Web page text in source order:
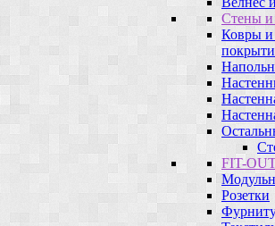
Стены и
Ковры и
FIT-
Розетки